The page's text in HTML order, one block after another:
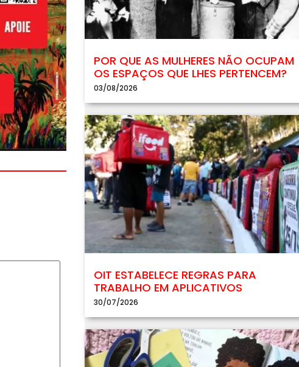
POR QUE AS MULHERES NÃO OCUPAM
OS ESPAÇOS QUE LHES PERTENCEM?
03/08/2026
OIT ESTABELECE REGRAS PARA
TRABALHO EM APLICATIVOS
30/07/2026